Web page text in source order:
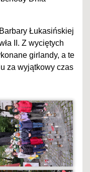
Łukasińskiej
II. Z wyciętych
girlandy, a te
za wyjątkowy czas